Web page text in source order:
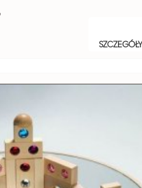
SZCZEGÓŁY